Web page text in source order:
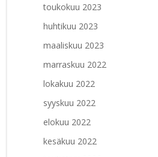
toukokuu 2023
huhtikuu 2023
maaliskuu 2023
marraskuu 2022
lokakuu 2022
syyskuu 2022
elokuu 2022
kesäkuu 2022